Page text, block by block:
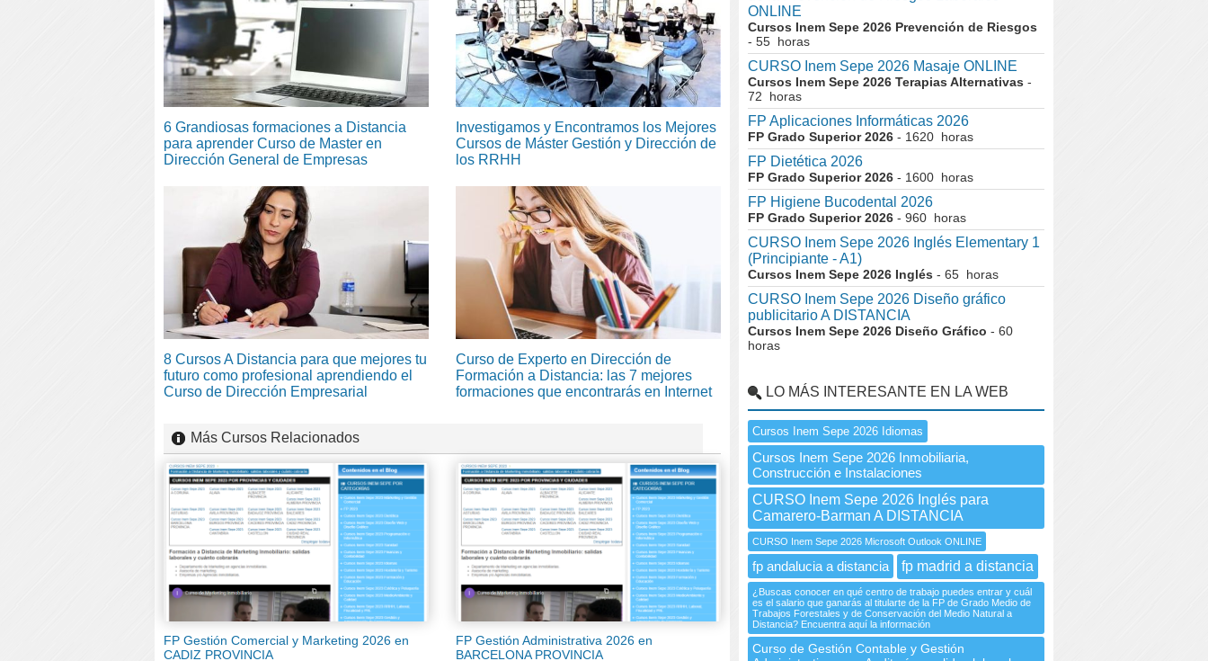
6 Grandiosas formaciones a Distancia
para aprender Curso de Master en
Dirección General de Empresas
Investigamos y Encontramos los Mejores
Cursos de Máster Gestión y Dirección de
los RRHH
8 Cursos A Distancia para que mejores tu
futuro como profesional aprendiendo el
Curso de Dirección Empresarial
Curso de Experto en Dirección de
Formación a Distancia: las 7 mejores
formaciones que encontrarás en Internet
Más Cursos Relacionados
FP Gestión Comercial y Marketing 2026 en
CADIZ PROVINCIA
FP Gestión Administrativa 2026 en
BARCELONA PROVINCIA
ONLINE
Cursos Inem Sepe 2026 Prevención de Riesgos
- 55 horas
CURSO Inem Sepe 2026 Masaje ONLINE
Cursos Inem Sepe 2026 Terapias Alternativas -
72 horas
FP Aplicaciones Informáticas 2026
FP Grado Superior 2026 - 1620 horas
FP Dietética 2026
FP Grado Superior 2026 - 1600 horas
FP Higiene Bucodental 2026
FP Grado Superior 2026 - 960 horas
CURSO Inem Sepe 2026 Inglés Elementary 1
(Principiante - A1)
Cursos Inem Sepe 2026 Inglés - 65 horas
CURSO Inem Sepe 2026 Diseño gráfico
publicitario A DISTANCIA
Cursos Inem Sepe 2026 Diseño Gráfico - 60
horas
LO MÁS INTERESANTE EN LA WEB
Cursos Inem Sepe 2026 Idiomas
Cursos Inem Sepe 2026 Inmobiliaria,
Construcción e Instalaciones
CURSO Inem Sepe 2026 Inglés para
Camarero-Barman A DISTANCIA
CURSO Inem Sepe 2026 Microsoft Outlook ONLINE
fp andalucia a distancia fp madrid a distancia
¿Buscas conocer en qué centro de trabajo puedes entrar y cuál
es el salario que ganarás al titularte de la FP de Grado Medio de
Trabajos Forestales y de Conservación del Medio Natural a
Distancia? Encuentra aquí la información
Curso de Gestión Contable y Gestión